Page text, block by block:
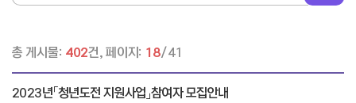
총 게시물: 402건, 페이지: 18/41
2023년「청년도전 지원사업」참여자 모집안내